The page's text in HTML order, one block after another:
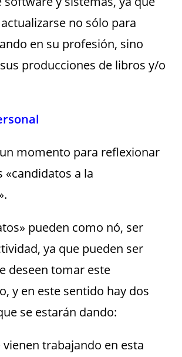
no sólo para
en su profesión, sino
producciones de libros y/o
momento para reflexionar
«candidatos a la
pueden como nó, ser
ya que pueden ser
deseen tomar este
y en este sentido hay dos
se estarán dando:
trabajando en esta